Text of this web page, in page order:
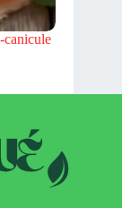
canicule